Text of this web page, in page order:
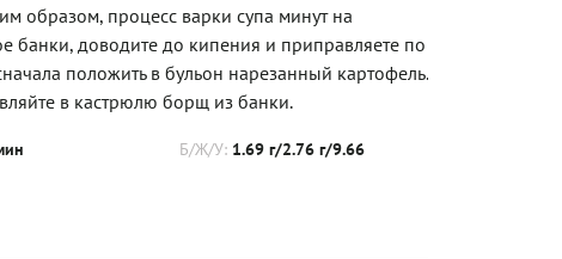
образом, процесс варки супа минут на
банки, доводите до кипения и приправляете по
положить в бульон нарезанный картофель.
в кастрюлю борщ из банки.
Б/Ж/У: 1.69 г/2.76 г/9.66